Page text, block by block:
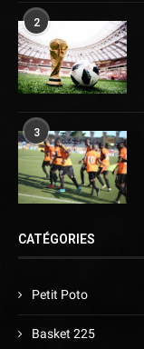
2
3
CATÉGORIES
Petit Poto
Basket 225